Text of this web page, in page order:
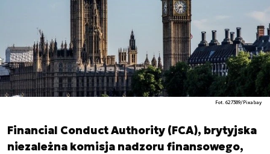
Fot. 627389/Pixabay
Financial Conduct Authority (FCA), brytyjska
niezależna komisja nadzoru finansowego,